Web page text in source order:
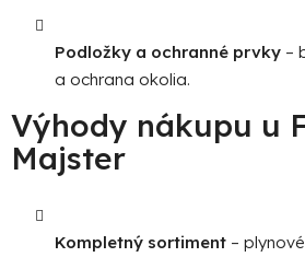
Podložky a ochranné prvky –
a ochrana okolia.
Výhody nákupu u
Majster
Kompletný sortiment –